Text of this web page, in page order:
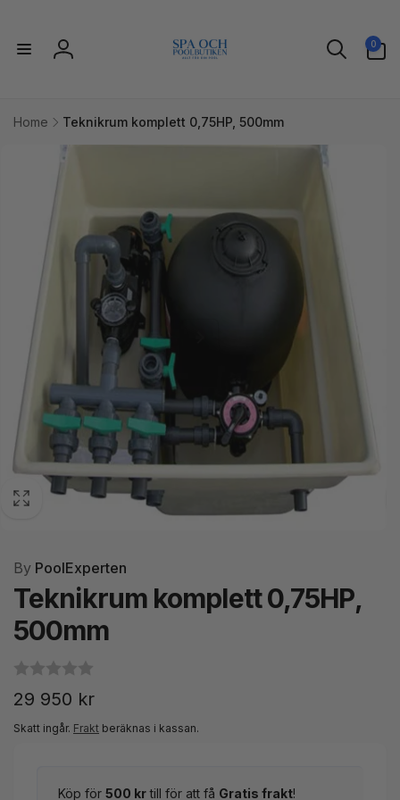
innehåll
Logga
0
artiklar
Home
Teknikrum komplett 0,75HP, 500mm
By PoolExperten
Teknikrum komplett 0,75HP,
500mm
Ordinarie
pris
29 950 kr
Skatt ingår. Frakt beräknas i kassan.
Köp för 500 krtill för att få Gratis frakt!